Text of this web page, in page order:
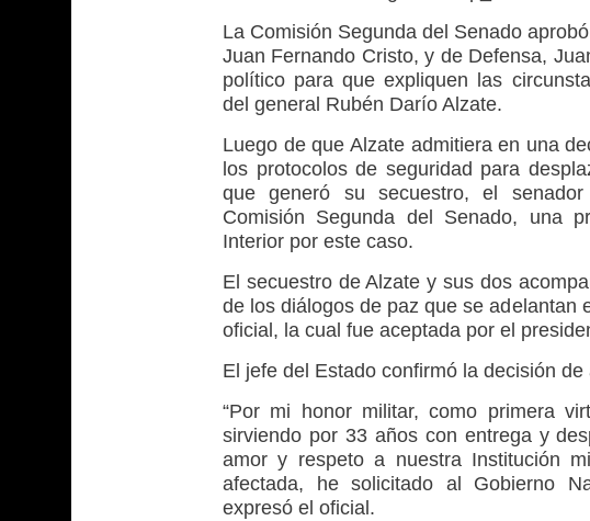
La Comisión Segunda del Senado
Juan Fernando Cristo, y de Defensa,
político para que expliquen las
del general Rubén Darío Alzate.
Luego de que Alzate admitiera en una
los protocolos de seguridad para
que generó su secuestro, el
Comisión Segunda del Senado, una
Interior por este caso.
El secuestro de Alzate y sus dos
de los diálogos de paz que se adelantan
oficial, la cual fue aceptada por el
El jefe del Estado confirmó la decisión
“Por mi honor militar, como primera
sirviendo por 33 años con entrega y
amor y respeto a nuestra Institución
afectada, he solicitado al Gobierno
expresó el oficial.